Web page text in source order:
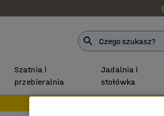
Szatnia i
przebieralnia
Jadalnia i
stołówka